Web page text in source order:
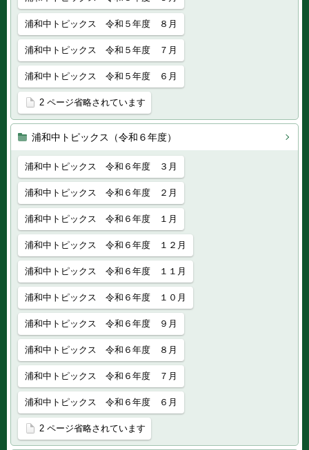
浦和中トピックス 令和５年度 ８月
浦和中トピックス 令和５年度 ７月
浦和中トピックス 令和５年度 ６月
2 ページ省略されています
浦和中トピックス（令和６年度）
浦和中トピックス 令和６年度 ３月
浦和中トピックス 令和６年度 ２月
浦和中トピックス 令和６年度 １月
浦和中トピックス 令和６年度 １２月
浦和中トピックス 令和６年度 １１月
浦和中トピックス 令和６年度 １０月
浦和中トピックス 令和６年度 ９月
浦和中トピックス 令和６年度 ８月
浦和中トピックス 令和６年度 ７月
浦和中トピックス 令和６年度 ６月
2 ページ省略されています